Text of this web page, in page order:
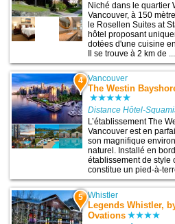
Niché dans le quartier
Vancouver, à 150
le Rosellen Suites at
hôtel proposant
dotées d'une cuisine
Il se trouve à 2 km de ...
4 Vancouver
The Westin
Distance Hôtel-
L’établissement The
Vancouver est en
son magnifique
naturel. Installé en
établissement de style
constitue un pied-à-
5 Whistler
Legends Whistler,
Ovations